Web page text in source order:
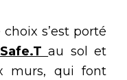
s’est porté
au sol et
murs, qui font